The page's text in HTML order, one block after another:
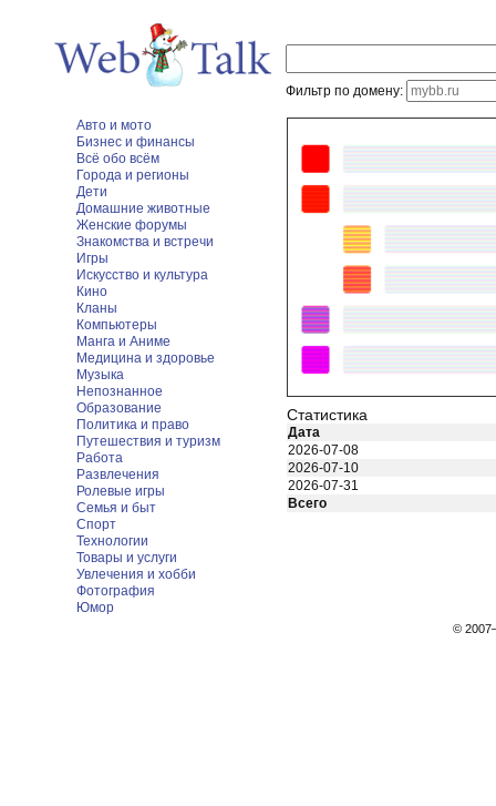
Фильтр по домену:
Авто и мото
Бизнес и финансы
Всё обо всём
Города и регионы
Дети
Домашние животные
Женские форумы
Знакомства и встречи
Игры
Искусство и культура
Кино
Кланы
Компьютеры
Манга и Аниме
Медицина и здоровье
Музыка
Непознанное
Образование
Политика и право
Путешествия и туризм
Работа
Развлечения
Ролевые игры
Семья и быт
Спорт
Технологии
Товары и услуги
Увлечения и хобби
Фотография
Юмор
Статистика
Дата
2026-07-08
2026-07-10
2026-07-31
Всего
©